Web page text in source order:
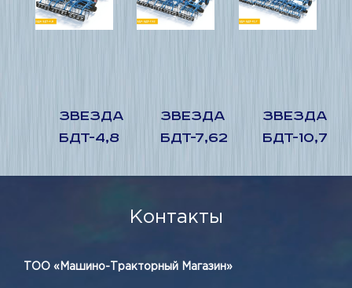
ЗВЕЗДА
БДТ-4,8
ЗВЕЗДА
БДТ-7,62
ЗВЕЗДА
БДТ-10,7
Контакты
ТОО «Машино-Тракторный Магазин»